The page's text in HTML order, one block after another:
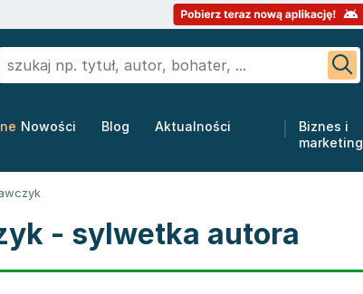
Nowości Blog Aktualności
Biznes i
marketing
- sylwetka autora